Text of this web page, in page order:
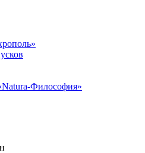
Философия»